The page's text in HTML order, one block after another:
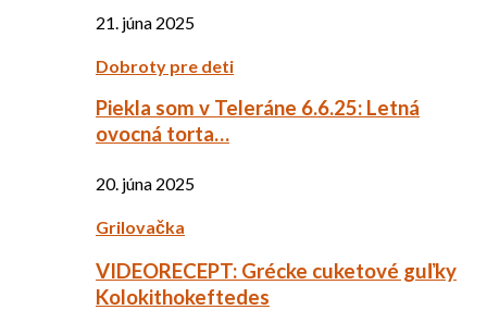
21. júna 2025
Dobroty pre deti
Piekla som v Teleráne 6.6.25: Letná
ovocná torta…
20. júna 2025
Grilovačka
VIDEORECEPT: Grécke cuketové guľky
Kolokithokeftedes